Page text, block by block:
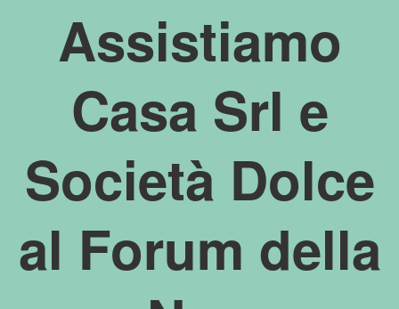
Assistiamo
Casa Srl e
Società Dolce
al Forum della